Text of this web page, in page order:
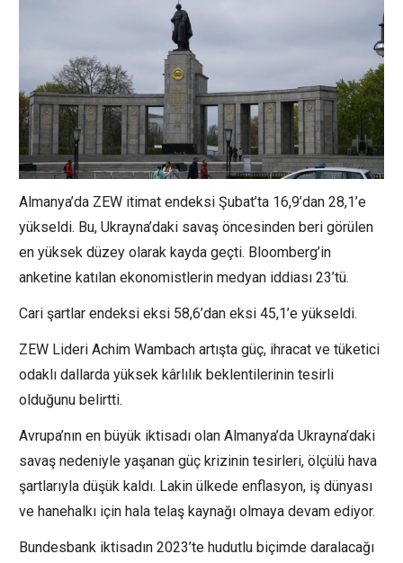
Almanya’da ZEW itimat endeksi Şubat’ta 16,9’dan 28,1’e
yükseldi. Bu, Ukrayna’daki savaş öncesinden beri görülen
en yüksek düzey olarak kayda geçti. Bloomberg’in
anketine katılan ekonomistlerin medyan iddiası 23’tü.
Cari şartlar endeksi eksi 58,6’dan eksi 45,1’e yükseldi.
ZEW Lideri Achim Wambach artışta güç, ihracat ve tüketici
odaklı dallarda yüksek kârlılık beklentilerinin tesirli
olduğunu belirtti.
Avrupa’nın en büyük iktisadı olan Almanya’da Ukrayna’daki
savaş nedeniyle yaşanan güç krizinin tesirleri, ölçülü hava
şartlarıyla düşük kaldı. Lakin ülkede enflasyon, iş dünyası
ve hanehalkı için hala telaş kaynağı olmaya devam ediyor.
Bundesbank iktisadın 2023’te hudutlu biçimde daralacağı